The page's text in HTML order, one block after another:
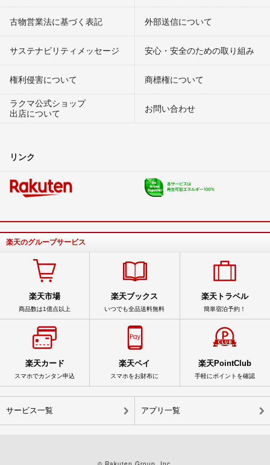
古物営業法に基づく表記 外部送信について
サステナビリティメッセージ 安心・安全のための取り組み
権利侵害について
商標権について
ラクマ公式ショップ
出店について
お問い合わせ
リンク
楽天のグループサービス
楽天市場
商品数は1億点以上
楽天ブックス
いつでも全品送料無料
楽天トラベル
簡単宿泊予約！
楽天カード
スマホでカンタン申込
楽天ペイ
スマホをお財布に
楽天PointClub
手軽にポイントを確認
サービス一覧 アプリ一覧